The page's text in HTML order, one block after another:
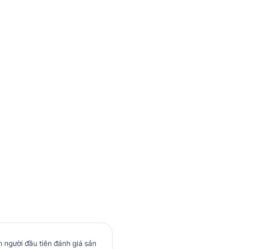
người đầu tiên đánh giá sản